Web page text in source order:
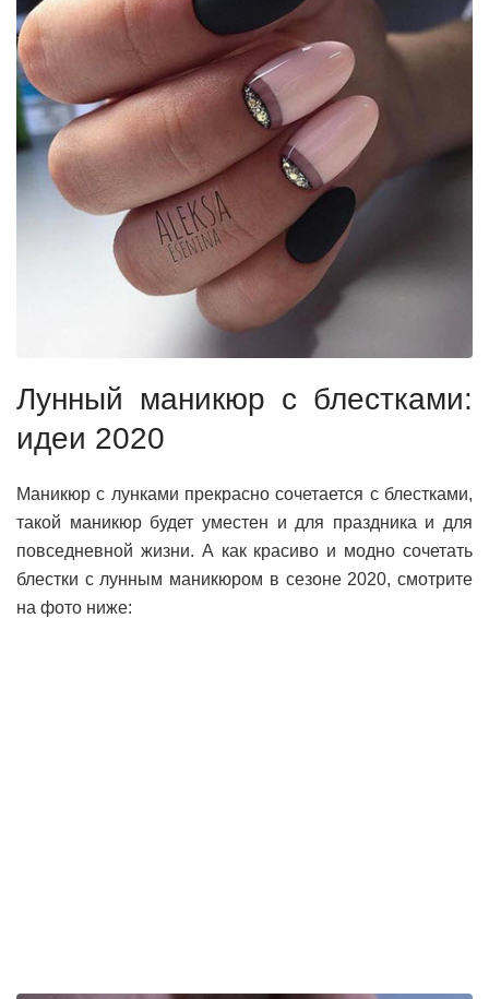
Лунный маникюр с блестками:
идеи 2020
Маникюр с лунками прекрасно сочетается с блестками,
такой маникюр будет уместен и для праздника и для
повседневной жизни. А как красиво и модно сочетать
блестки с лунным маникюром в сезоне 2020, смотрите
на фото ниже: